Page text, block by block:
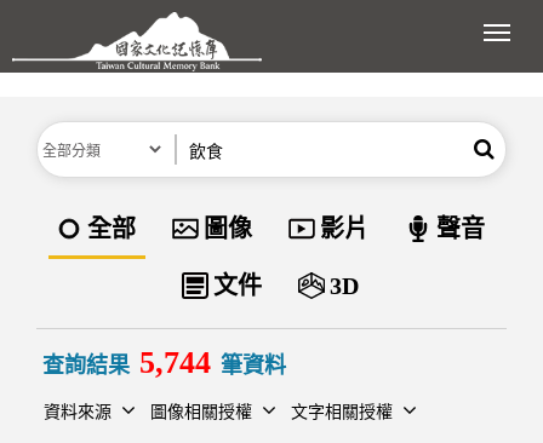
跳到主要內容區塊
展
分類 搜尋
資料類型
全部 圖像 影片 聲音
文件 3D
查詢結果 5,744 筆資料
資料來源 圖像相關授權 文字相關授權